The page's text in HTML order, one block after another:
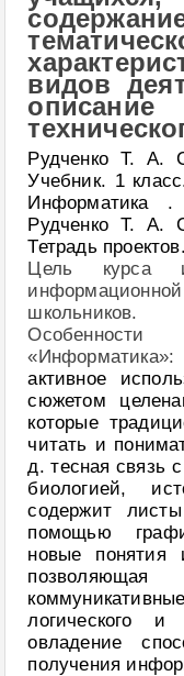
видов
Рудченко Т. А.
Учебник. 1
Информатика .
Рудченко Т. А.
Тетрадь
Цель курса
школьников.
«Информатика»:
активное
сюжетом
которые
читать и
д. тесная связь
биологией,
содержит
помощью
новые понятия
логического и
овладение
получения